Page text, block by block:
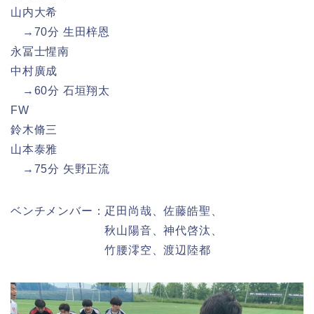
山内大希
→70分 生田梓恩
永冨士惺南
中村廣成
→60分 石垣翔太
FW
鈴木脩三
山本泰雅
→75分 矢野正流
ベンチメンバー：疋田尚哉、佐藤皓聖、
秋山陽音、神代啓汰、
竹腰澪空、渡辺陸都